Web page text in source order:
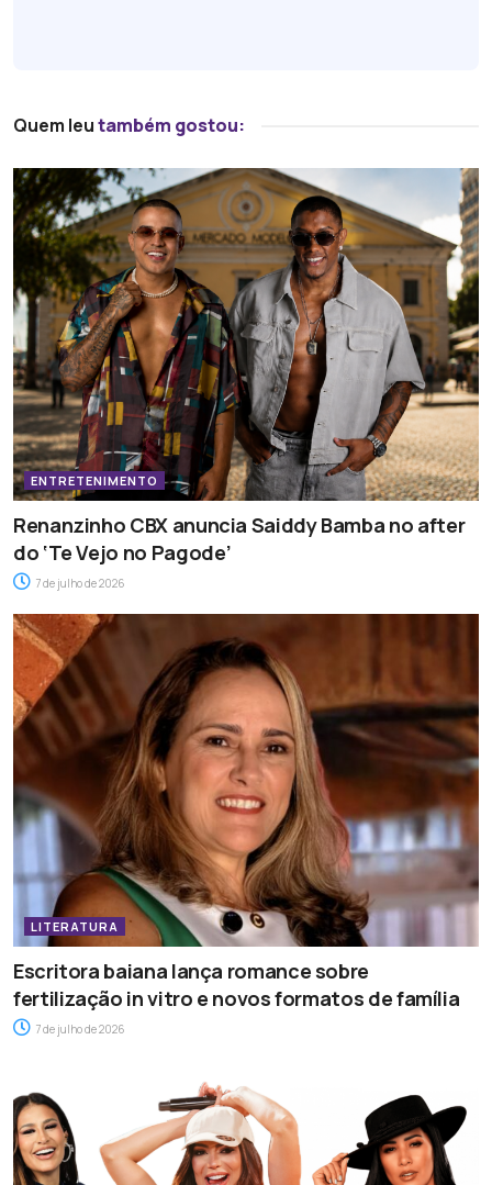
Quem leutambém gostou:
ENTRETENIMENTO
Renanzinho CBX anuncia Saiddy Bamba no after
do ‘Te Vejo no Pagode’
7 de julho de 2026
LITERATURA
Escritora baiana lança romance sobre
fertilização in vitro e novos formatos de família
7 de julho de 2026